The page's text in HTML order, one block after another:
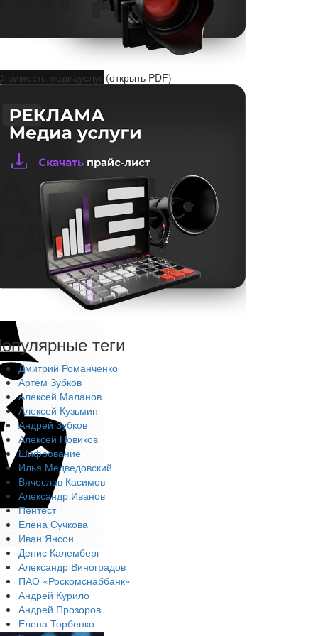
медиауслуг (открыть PDF) -
теги
Дмитрий Романченко
Артём Зубков
Алексей Маланов
Алексей Кузьмин
Андрей Зубков
Алексей Новиков
Шифрование
Илья Медведовский
Вячеслав Касимов
Александр Иванов
Пентест
Елена Сучкова
Иван Янсон
Денис Калемберг
Александр Виноградов
ПАО «Роскомснаббанк»
Андрей Курило
Андрей Прозоров
Елена Торбенко